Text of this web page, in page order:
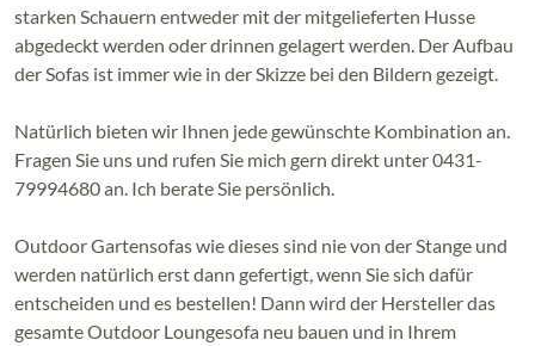
starken Schauern entweder mit der mitgelieferten Husse
abgedeckt werden oder drinnen gelagert werden. Der Aufbau
der Sofas ist immer wie in der Skizze bei den Bildern gezeigt.
Natürlich bieten wir Ihnen jede gewünschte Kombination an.
Fragen Sie uns und rufen Sie mich gern direkt unter 0431-
79994680 an. Ich berate Sie persönlich.
Outdoor Gartensofas wie dieses sind nie von der Stange und
werden natürlich erst dann gefertigt, wenn Sie sich dafür
entscheiden und es bestellen! Dann wird der Hersteller das
gesamte Outdoor Loungesofa neu bauen und in Ihrem